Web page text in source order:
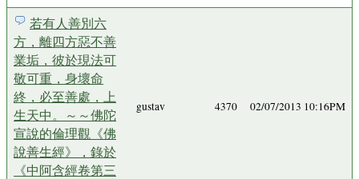
若有人善別六
方，離四方惡不善
業垢，彼於現法可
敬可重，身壞命
終，必至善處，上
生天中。～～佛陀
宣說的倫理觀《佛
說善生經》，錄於
《中阿含經卷第三
gustav 4370 02/07/2013 10:16PM